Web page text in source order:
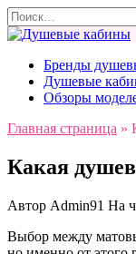
Перейти
к
содержанию
Search
for:
Бренды
Душевые
Обзоры
Главная страница »
Какая
Автор Admin91 На
Выбор между